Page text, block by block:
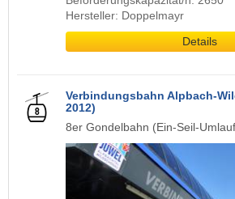
Hersteller: Doppelmayr
Details
Verbindungsbahn Alpbach-
2012)
8er Gondelbahn (Ein-Seil-